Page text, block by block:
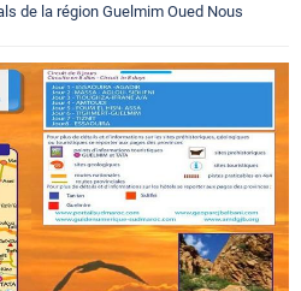
de la région Guelmim Oued Nous